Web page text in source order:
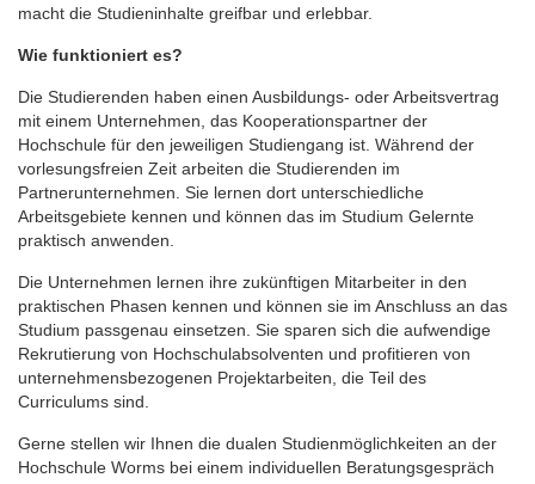
macht die Studieninhalte greifbar und erlebbar.
Wie funktioniert es?
Die Studierenden haben einen Ausbildungs- oder Arbeitsvertrag
mit einem Unternehmen, das Kooperationspartner der
Hochschule für den jeweiligen Studiengang ist. Während der
vorlesungsfreien Zeit arbeiten die Studierenden im
Partnerunternehmen. Sie lernen dort unterschiedliche
Arbeitsgebiete kennen und können das im Studium Gelernte
praktisch anwenden.
Die Unternehmen lernen ihre zukünftigen Mitarbeiter in den
praktischen Phasen kennen und können sie im Anschluss an das
Studium passgenau einsetzen. Sie sparen sich die aufwendige
Rekrutierung von Hochschulabsolventen und profitieren von
unternehmensbezogenen Projektarbeiten, die Teil des
Curriculums sind.
Gerne stellen wir Ihnen die dualen Studienmöglichkeiten an der
Hochschule Worms bei einem individuellen Beratungsgespräch